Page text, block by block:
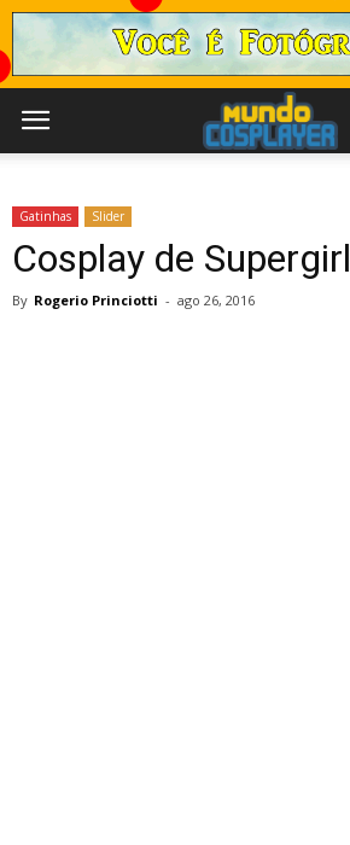
Gatinhas Slider
Cosplay de Supergirl
By Rogerio Princiotti - ago 26, 2016